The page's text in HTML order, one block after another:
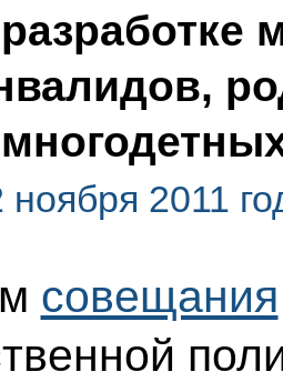
ноября 2011
совещания